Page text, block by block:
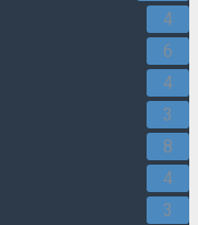
4
6
4
3
8
4
3